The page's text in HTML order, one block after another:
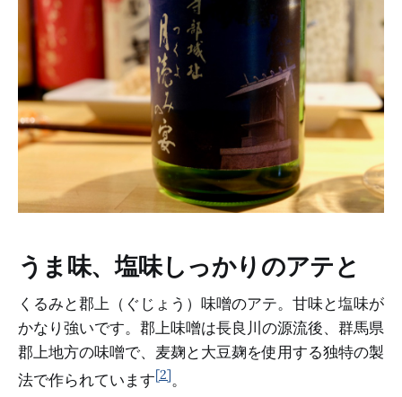
うま味、塩味しっかりのアテと
くるみと郡上（ぐじょう）味噌のアテ。甘味と塩味が
かなり強いです。郡上味噌は長良川の源流後、群馬県
郡上地方の味噌で、麦麹と大豆麹を使用する独特の製
法で作られています[2]。